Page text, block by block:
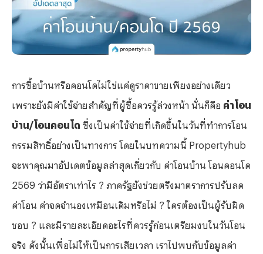
การซื้อบ้านหรือคอนโดไม่ใช่แค่ดูราคาขายเพียงอย่างเดียว
เพราะยังมีค่าใช้จ่ายสำคัญที่ผู้ซื้อควรรู้ล่วงหน้า นั่นก็คือ ค่าโอน
บ้าน/โอนคอนโด ซึ่งเป็นค่าใช้จ่ายที่เกิดขึ้นในวันที่ทำการโอน
กรรมสิทธิ์อย่างเป็นทางการ โดยในบทความนี้ Propertyhub
จะพาคุณมาอัปเดตข้อมูลล่าสุดเกี่ยวกับ ค่าโอนบ้าน โอนคอนโด
2569 ว่ามีอัตราเท่าไร ? ภาครัฐยังช่วยตรึงมาตราการปรับลด
ค่าโอน ค่าจดจำนองเหมือนเดิมหรือไม่ ? ใครต้องเป็นผู้รับผิด
ชอบ ? และมีรายละเอียดอะไรที่ควรรู้ก่อนเตรียมงบในวันโอน
จริง ดังนั้นเพื่อไม่ให้เป็นการเสียเวลา เราไปพบกับข้อมูลค่า